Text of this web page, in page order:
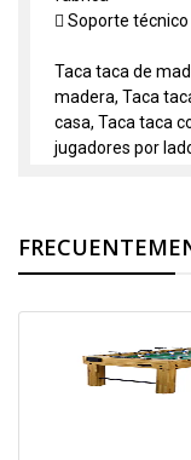
 Soporte
Taca taca de
madera, Taca
casa, Taca taca
jugadores por